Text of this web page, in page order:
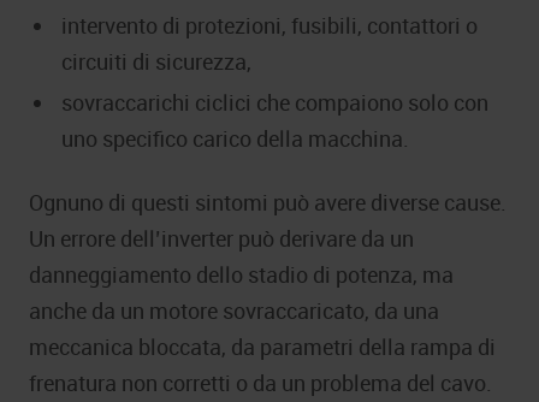
intervento di protezioni, fusibili, contattori o
circuiti di sicurezza,
sovraccarichi ciclici che compaiono solo con
uno specifico carico della macchina.
Ognuno di questi sintomi può avere diverse cause.
Un errore dell’inverter può derivare da un
danneggiamento dello stadio di potenza, ma
anche da un motore sovraccaricato, da una
meccanica bloccata, da parametri della rampa di
frenatura non corretti o da un problema del cavo.